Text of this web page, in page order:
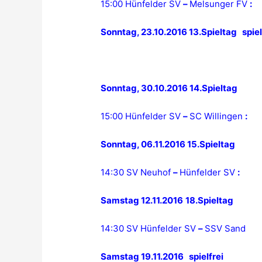
15:00 Hünfelder SV– Melsunger FV :
Sonntag, 23.10.2016 13.Spieltag
Sonntag, 30.10.2016 14.Spieltag
15:00 Hünfelder SV– SC Willingen :
Sonntag, 06.11.2016 15.Spieltag
14:30 SV Neuhof– Hünfelder SV :
Samstag 12.11.2016 18.Spieltag
14:30 SV Hünfelder SV– SSV Sand
Samstag 19.11.2016 spielfrei